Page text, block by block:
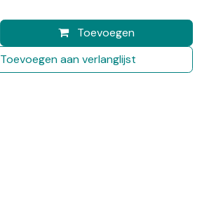
Toevoegen
Toevoegen aan verlanglijst